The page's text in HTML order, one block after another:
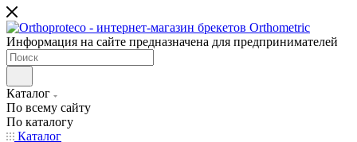
Информация на сайте предназначена для предпринимателей
Каталог
По всему сайту
По каталогу
Каталог